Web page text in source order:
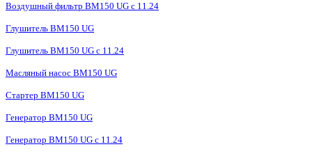
Воздушный фильтр BM150 UG c 11.24
Глушитель BM150 UG
Глушитель BM150 UG с 11.24
Масляный насос BM150 UG
Стартер BM150 UG
Генератор BM150 UG
Генератор BM150 UG с 11.24